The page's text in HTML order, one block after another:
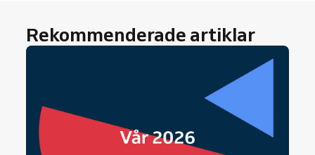
Rekommenderade artiklar